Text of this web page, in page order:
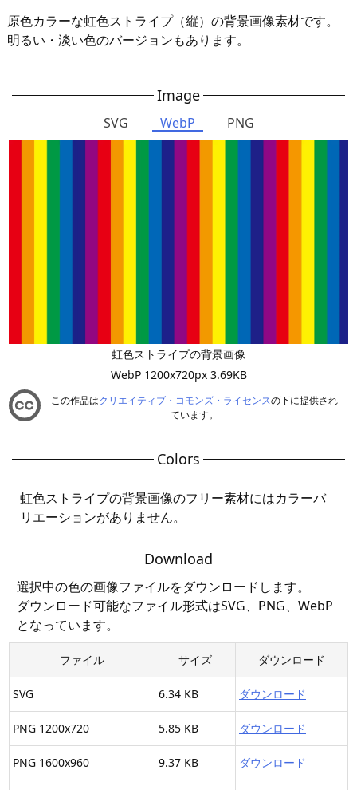
原色カラーな虹色ストライプ（縦）の背景画像素材です。
明るい・淡い色のバージョンもあります。
Image
SVG WebP PNG
虹色ストライプの背景画像
WebP 1200x720px 3.69KB
この作品はクリエイティブ・コモンズ・ライセンスの下に提供され
ています。
Colors
虹色ストライプの背景画像のフリー素材にはカラーバ
リエーションがありません。
Download
選択中の色の画像ファイルをダウンロードします。
ダウンロード可能なファイル形式はSVG、PNG、WebP
となっています。
ファイル サイズ ダウンロード
SVG 6.34 KB ダウンロード
PNG 1200x720 5.85 KB ダウンロード
PNG 1600x960 9.37 KB ダウンロード